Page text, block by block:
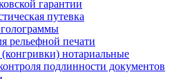
гарантии
путевка
рельефной печати
(конгривки) нотариальные
подлинности документов